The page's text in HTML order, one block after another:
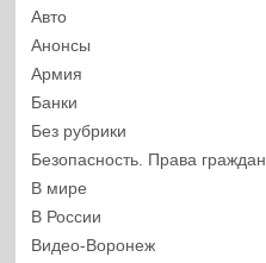
Авто
Анонсы
Армия
Банки
Без рубрики
Безопасность. Права граждан
В мире
В России
Видео-Воронеж